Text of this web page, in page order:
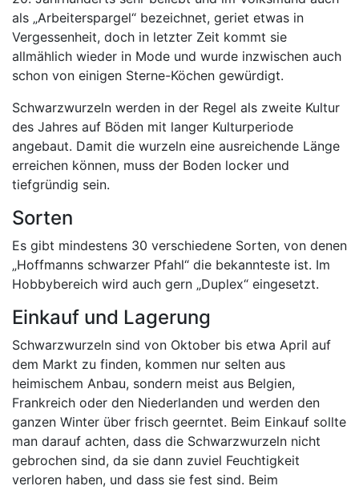
als „Arbeiterspargel“ bezeichnet, geriet etwas in
Vergessenheit, doch in letzter Zeit kommt sie
allmählich wieder in Mode und wurde inzwischen auch
schon von einigen Sterne-Köchen gewürdigt.
Schwarzwurzeln werden in der Regel als zweite Kultur
des Jahres auf Böden mit langer Kulturperiode
angebaut. Damit die wurzeln eine ausreichende Länge
erreichen können, muss der Boden locker und
tiefgründig sein.
Sorten
Es gibt mindestens 30 verschiedene Sorten, von denen
„Hoffmanns schwarzer Pfahl“ die bekannteste ist. Im
Hobbybereich wird auch gern „Duplex“ eingesetzt.
Einkauf und Lagerung
Schwarzwurzeln sind von Oktober bis etwa April auf
dem Markt zu finden, kommen nur selten aus
heimischem Anbau, sondern meist aus Belgien,
Frankreich oder den Niederlanden und werden den
ganzen Winter über frisch geerntet. Beim Einkauf sollte
man darauf achten, dass die Schwarzwurzeln nicht
gebrochen sind, da sie dann zuviel Feuchtigkeit
verloren haben, und dass sie fest sind. Beim